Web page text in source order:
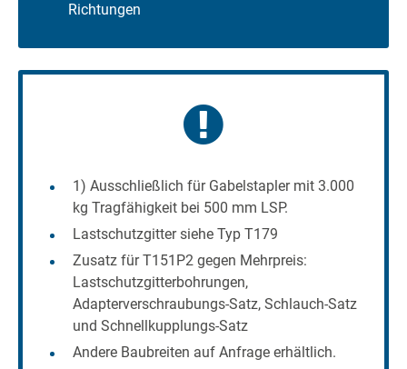
Richtungen
1) Ausschließlich für Gabelstapler mit 3.000
kg Tragfähigkeit bei 500 mm LSP.
Lastschutzgitter siehe Typ T179
Zusatz für T151P2 gegen Mehrpreis:
Lastschutzgitterbohrungen,
Adapterverschraubungs-Satz, Schlauch-Satz
und Schnellkupplungs-Satz
Andere Baubreiten auf Anfrage erhältlich.